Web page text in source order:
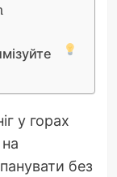
у горах
без